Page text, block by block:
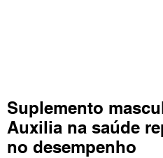
Suplemento
Auxilia na saúde
no desempenho